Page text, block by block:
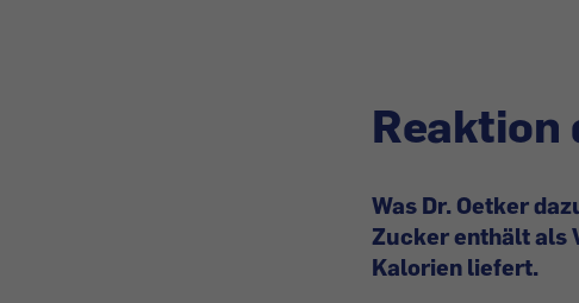
Reaktion
Was Dr. Oetker
Zucker enthält als
Kalorien liefert.